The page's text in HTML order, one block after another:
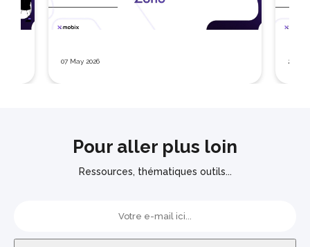
07 May 2026 26
Pour aller plus loin
Ressources, thématiques outils...